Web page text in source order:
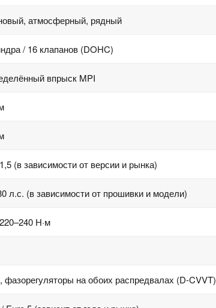
атмосферный, рядный
/ 16 клапанов (DOHC)
впрыск MPI
(в зависимости от версии и рынка)
л.с. (в зависимости от прошивки и модели)
Н·м
фазорегуляторы на обоих распредвалах (D-CVVT)